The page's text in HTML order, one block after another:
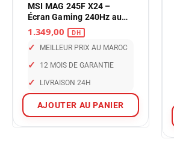
MSI MAG 245F X24 –
Écran Gaming 240Hz au
Maroc
✓ MEILLEUR PRIX AU MAROC
✓ 12 MOIS DE GARANTIE
✓ LIVRAISON 24H
AJOUTER AU PANIER